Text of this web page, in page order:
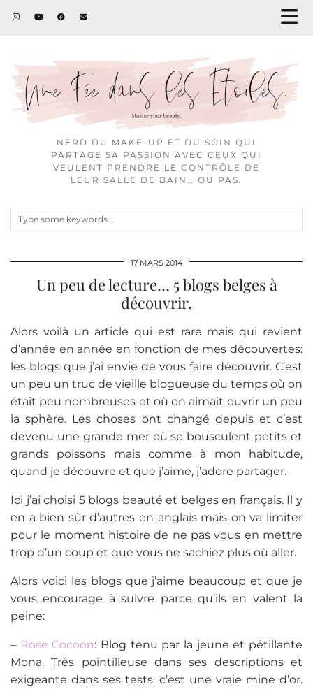
NERD DU MAKE-UP ET DU SOIN QUI
PARTAGE SA PASSION AVEC CEUX QUI
VEULENT PRENDRE LE CONTRÔLE DE
LEUR SALLE DE BAIN… OU PAS.
17 MARS 2014
Un peu de lecture… 5 blogs belges à
découvrir.
Alors voilà un article qui est rare mais qui revient
d’année en année en fonction de mes découvertes:
les blogs que j’ai envie de vous faire découvrir. C’est
un peu un truc de vieille blogueuse du temps où on
était peu nombreuses et où on aimait ouvrir un peu
la sphère. Les choses ont changé depuis et c’est
devenu une grande mer où se bousculent petits et
grands poissons mais comme à mon habitude,
quand je découvre et que j’aime, j’adore partager.
Ici j’ai choisi 5 blogs beauté et belges en français. Il y
en a bien sûr d’autres en anglais mais on va limiter
pour le moment histoire de ne pas vous en mettre
trop d’un coup et que vous ne sachiez plus où aller.
Alors voici les blogs que j’aime beaucoup et que je
vous encourage à suivre parce qu’ils en valent la
peine:
– Rose Cocoon: Blog tenu par la jeune et pétillante
Mona. Très pointilleuse dans ses descriptions et
exigeante dans ses tests, c’est une vraie mine d’or.